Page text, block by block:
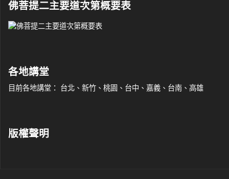
佛菩提二主要道次第概要表
各地講堂
目前各地講堂： 台北、新竹、桃園、台中、嘉義、台南、高雄
版權聲明